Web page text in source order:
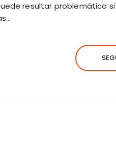
resultar problemático